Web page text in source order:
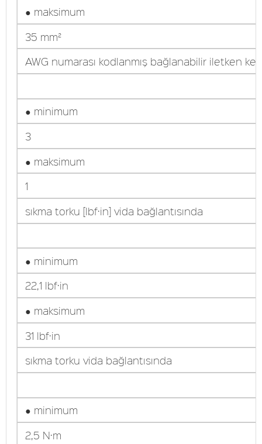
● maksimum
35 mm²
AWG numarası kodlanmış bağlanabilir iletken
● minimum
3
● maksimum
1
sıkma torku [lbf·in] vida bağlantısında
● minimum
22,1 lbf·in
● maksimum
31 lbf·in
sıkma torku vida bağlantısında
● minimum
2,5 N·m